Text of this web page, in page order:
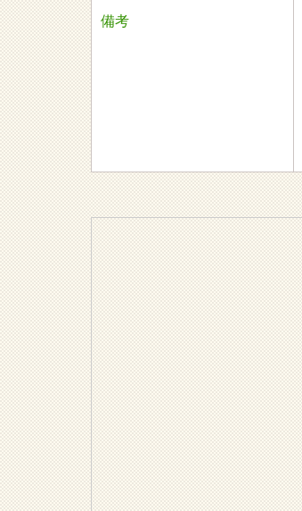
備考